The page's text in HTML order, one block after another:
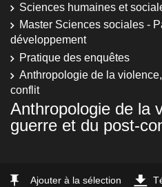
Sciences humaines et
Master Sciences sociales -
développement
Pratique des enquêtes
Anthropologie de la
conflit
Anthropologie de la
guerre et du post-
Ajouter à la sélection